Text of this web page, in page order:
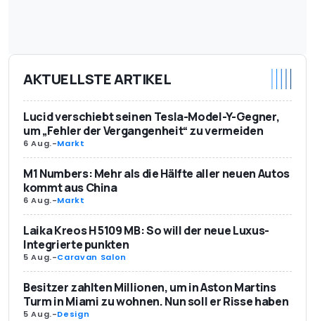
AKTUELLSTE ARTIKEL
Lucid verschiebt seinen Tesla-Model-Y-Gegner,
um „Fehler der Vergangenheit“ zu vermeiden
6 Aug.-Markt
M1 Numbers: Mehr als die Hälfte aller neuen Autos
kommt aus China
6 Aug.-Markt
Laika Kreos H 5109 MB: So will der neue Luxus-
Integrierte punkten
5 Aug.-Caravan Salon
Besitzer zahlten Millionen, um in Aston Martins
Turm in Miami zu wohnen. Nun soll er Risse haben
5 Aug.-Design